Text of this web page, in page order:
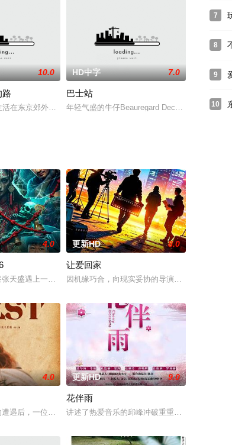
死母亲的计划》(A Dying Mother’s Plan)。
10.0
路
在东京郊外。20岁时为避免包办婚姻逃到东京以来，桃子凭自己
HD中字 7.0
巴士站
年轻气盛的牛仔Beauregard Decker（唐·默里
索命”等一连串妖异事件，张天盛虽被种
云交易，火速成立“斩毒行动”专案组，借调警员安迪参战。首轮毒
4.0
天盛遇上一起离奇的神像杀人事件，勘案过程中，牵引出“婴胎报
更新HD 8.0
让爱回家
因机缘巧合，向现实妥协的导演朱达仁萌生拍
颁奖典礼后，被一种突如其来的冲动驱使。回到布宜诺斯艾利斯
4.0
遇后，一位小镇女子向疏远的哥哥借了钱，独自一人踏上穿越西
更新HD 9.0
花伴雨
讲述了热爱音乐的邱峰冲破重重阻力，克服种
7
8
9
10